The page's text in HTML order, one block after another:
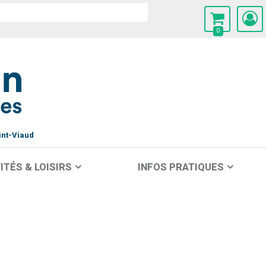
0
Viaud
& LOISIRS INFOS PRATIQUES